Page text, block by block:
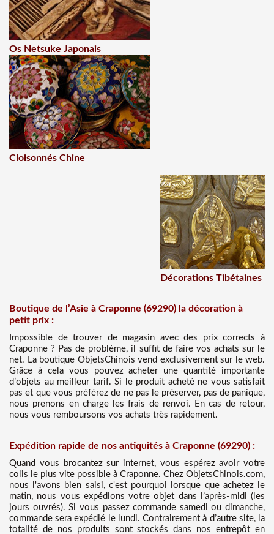
Os Netsuke Japonais
Cloisonnés Chine
Décorations Tibétaines
Boutique de l’Asie à Craponne (69290) la décoration à
petit prix :
Impossible de trouver de magasin avec des prix corrects à
Craponne ? Pas de problème, il suffit de faire vos achats sur le
net. La boutique ObjetsChinois vend exclusivement sur le web.
Grâce à cela vous pouvez acheter une quantité importante
d’objets au meilleur tarif. Si le produit acheté ne vous satisfait
pas et que vous préférez de ne pas le préserver, pas de panique,
nous prenons en charge les frais de renvoi. En cas de retour,
nous vous remboursons vos achats très rapidement.
Expédition rapide de nos antiquités à Craponne (69290) :
Quand vous brocantez sur internet, vous espérez avoir votre
colis le plus vite possible à Craponne. Chez ObjetsChinois.com,
nous l'avons bien saisi, c'est pourquoi lorsque que achetez le
matin, nous vous expédions votre objet dans l’après-midi (les
jours ouvrés). Si vous passez commande samedi ou dimanche,
commande sera expédié le lundi. Contrairement à d’autre site, la
totalité de nos produits sont stockés dans nos entrepôt en